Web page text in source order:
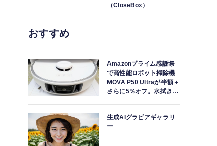
（CloseBox）
おすすめ
Amazonプライム感謝祭
で高性能ロボット掃除機
MOVA P50 Ultraが半額＋
さらに5％オフ。水拭きモ
生成AIグラビアギャラリ
ー